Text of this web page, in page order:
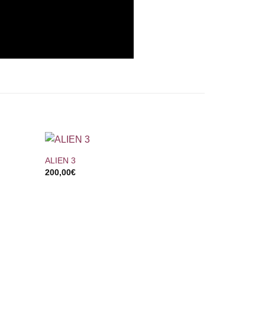
+
ALIEN 3
200,00€